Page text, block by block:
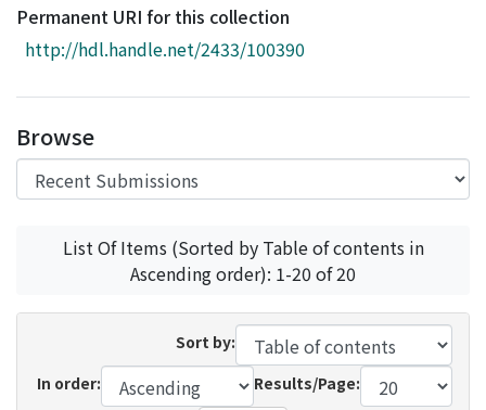
Access Statistics
Permanent URI for this collection
http://hdl.handle.net/2433/100390
Browse
List Of Items (Sorted by Table of contents in
Ascending order): 1-20 of 20
Sort by:
In order:
Results/Page: